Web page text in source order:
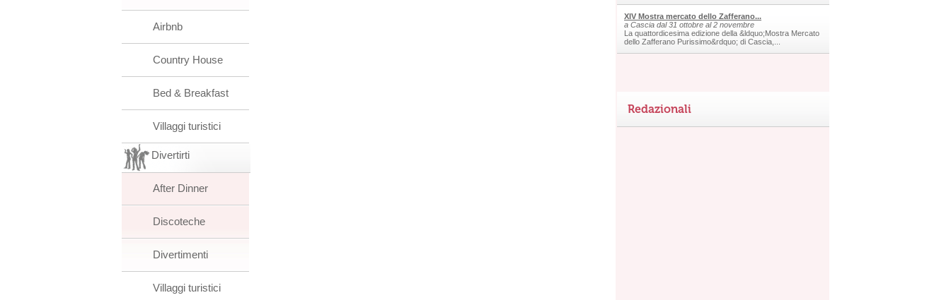
Airbnb
Country House
Bed & Breakfast
Villaggi turistici
Divertirti
After Dinner
Discoteche
Divertimenti
Villaggi turistici
XIV Mostra mercato dello Zafferano...
a Cascia dal 31 ottobre al 2 novembre
La quattordicesima edizione della &ldquo;Mostra Mercato
dello Zafferano Purissimo&rdquo; di Cascia,...
Redazionali